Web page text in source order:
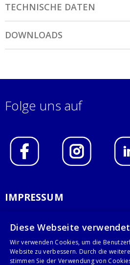
TECHNISCHE DATEN
DOWNLOADS
Folge uns auf
IMPRESSUM
AGB
KONTAKT
Diese Webseite
Wir verwenden Cookies, um die
Website zu verbessern. Durch die
stimmen Sie der Verwendung von